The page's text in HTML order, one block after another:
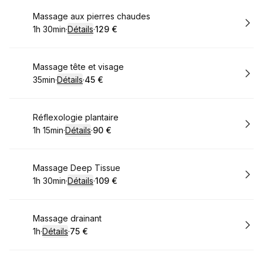
Réserver
Massage aux pierres chaudes
.Durée de l'appel :
1h 30min·Détails·
.Prix
129 €
Réserver
Massage tête et visage
.Durée de l'appel
35min·Détails·
.Prix
45 €
Réserver
Réflexologie plantaire
.Durée de l'appel
1h 15min·Détails·
.Prix
90 €
Réserver
Massage Deep Tissue
.Durée de l'appel :
1h 30min·Détails·
.Prix
109 €
Réserver
Massage drainant
.Durée de l'appel
1h·Détails·
. Prix
75 €